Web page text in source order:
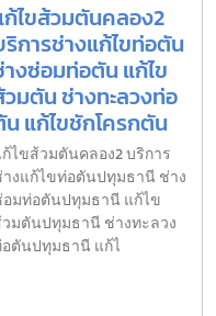
ไขส้วมตันคลอง2
การช่างแก้ไขท่อตัน
งซ่อมท่อตัน แก้ไข
มตัน ช่างทะลวงท่อ
แก้ไขชักโครกตัน
ไขส้วมตันคลอง2 บริการ
งแก้ไขท่อตันปทุมธานี ช่าง
มท่อตันปทุมธานี แก้ไข
มตันปทุมธานี ช่างทะลวง
ตันปทุมธานี แก้ไ